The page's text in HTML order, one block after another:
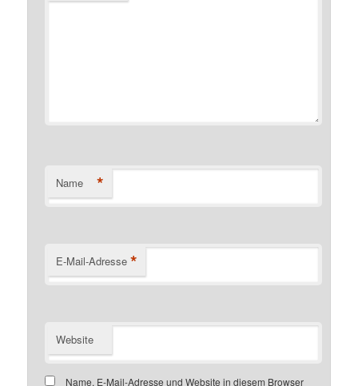
Name *
E-Mail-Adresse *
Website
Name, E-Mail-Adresse und Website in diesem Browser